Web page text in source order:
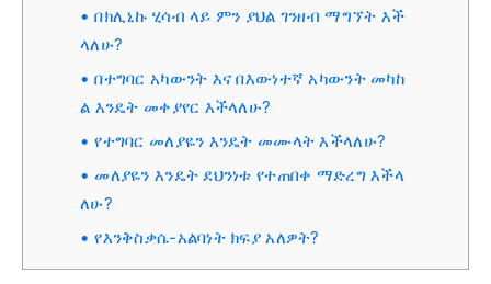
በክሊኒኩ ሂሳብ ላይ ምን ያህል ገንዘብ ማግኘት እች
ላለሁ?
በተግባር አካውንት እና በእውነተኛ አካውንት መካከ
ል እንዴት መቀያየር እችላለሁ?
የተግባር መለያዬን እንዴት መሙላት እችላለሁ?
መለያዬን እንዴት ደህንነቱ የተጠበቀ ማድረግ እችላ
ለሁ?
የእንቅስቃሴ-አልባነት ክፍያ አለዎት?